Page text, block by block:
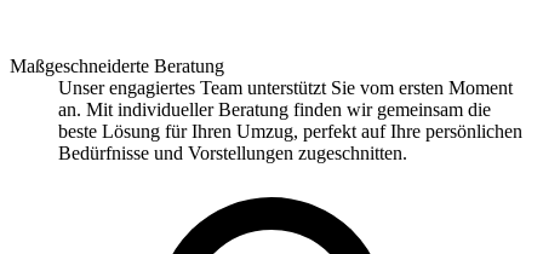
Maßgeschneiderte Beratung
Unser engagiertes Team unterstützt Sie vom ersten Moment
an. Mit individueller Beratung finden wir gemeinsam die
beste Lösung für Ihren Umzug, perfekt auf Ihre persönlichen
Bedürfnisse und Vorstellungen zugeschnitten.